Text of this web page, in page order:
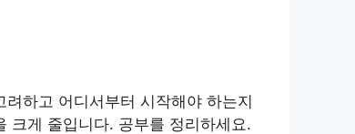
하고 어디서부터 시작해야 하는지
크게 줄입니다. 공부를 정리하세요.